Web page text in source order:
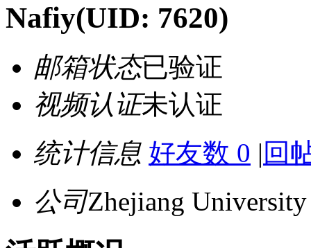
Nafiy(UID: 7620)
邮箱状态已验证
视频认证未认证
统计信息 好友数 0 | 回
公司Zhejiang University